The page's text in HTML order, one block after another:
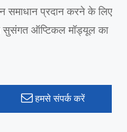
समाधान प्रदान करने के लिए
सुसंगत ऑप्टिकल मॉड्यूल का
हमसे संपर्क करें